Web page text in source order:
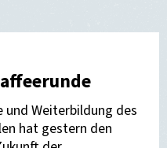
und Weiterbildung des
hat gestern den